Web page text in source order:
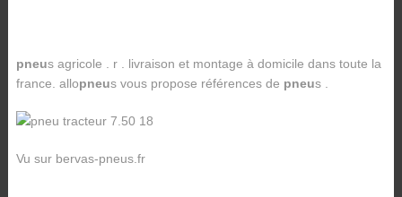
pneus agricole . r . livraison et montage à domicile dans toute la
france. allopneus vous propose références de pneus .
Vu sur bervas-pneus.fr